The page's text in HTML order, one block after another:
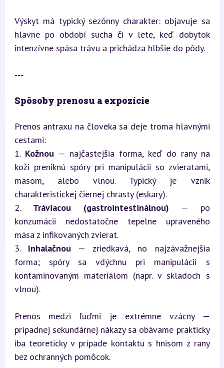
Výskyt má typický sezónny charakter: objavuje sa
hlavne po období sucha či v lete, keď dobytok
intenzívne spása trávu a prichádza hlbšie do pôdy.
---
Spôsoby prenosu a expozície
Prenos antraxu na človeka sa deje troma hlavnými
cestami:
1. Kožnou — najčastejšia forma, keď do rany na
koži preniknú spóry pri manipulácii so zvieratami,
mäsom, alebo vlnou. Typický je vznik
charakteristickej čiernej chrasty (eskary).
2. Tráviacou (gastrointestinálnou) — po
konzumácii nedostatočne tepelne upraveného
mäsa z infikovaných zvierat.
3. Inhalačnou — zriedkavá, no najzávažnejšia
forma; spóry sa vdýchnu pri manipulácii s
kontaminovaným materiálom (napr. v skladoch s
vlnou).
Prenos medzi ľuďmi je extrémne vzácny —
prípadnej sekundárnej nákazy sa obávame prakticky
iba teoreticky v prípade kontaktu s hnisom z rany
bez ochranných pomôcok.